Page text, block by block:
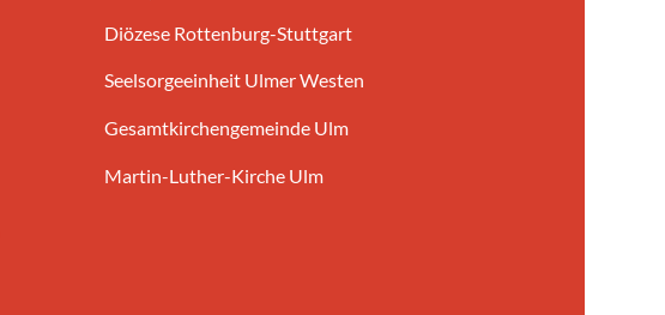
Diözese Rottenburg-Stuttgart
Seelsorgeeinheit Ulmer Westen
Gesamtkirchengemeinde Ulm
Martin-Luther-Kirche Ulm